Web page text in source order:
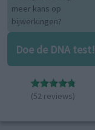
meer kans op
bijwerkingen?
Doe de DNA test!
(52 reviews)